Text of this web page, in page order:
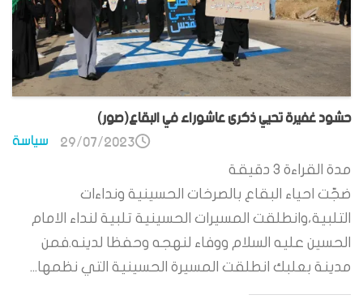
حشود غفيرة تحيي ذكرى عاشوراء في البقاع(صور)
سياسة 29/07/2023
مدة القراءة 3 دقيقة
ضجّت احياء البقاع بالصرخات الحسينية ونداءات
التلبية،وانطلقت المسيرات الحسينية تلبية لنداء الامام
الحسين عليه السلام ووفاء لنهجه وحفظا لدينه.فمن
مدينة بعلبك انطلقت المسيرة الحسينية التي نظمها...